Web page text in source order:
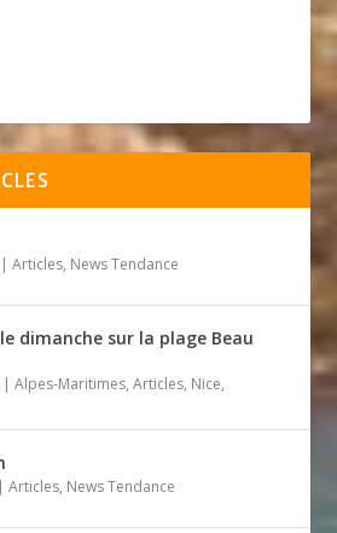
|Articles, News Tendance
dimanche sur la plage Beau
|Alpes-Maritimes,Articles, Nice,
|Articles, News Tendance